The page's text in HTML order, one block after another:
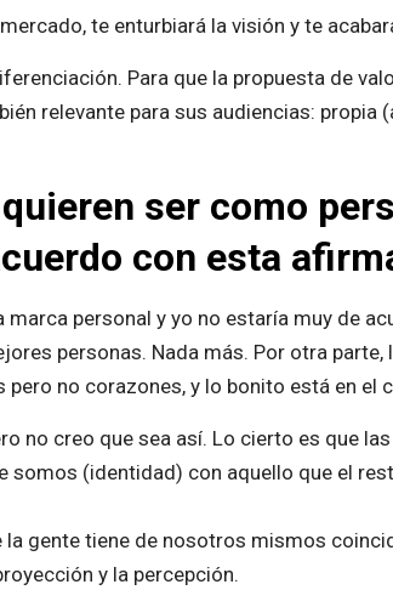
te enturbiará la visión y te
Para que la propuesta de
relevante para sus audiencias: propia
ser como
con esta
personal y yo no estaría muy de
personas. Nada más. Por otra
no corazones, y lo bonito está en el
no creo que sea así. Lo cierto es que
somos (identidad) con aquello que el
gente tiene de nosotros mismos
y la percepción.